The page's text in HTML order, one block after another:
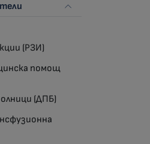
(РЗИ)
помощ
(ДПБ)